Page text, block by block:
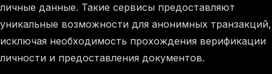
личные данные. Такие сервисы предоставляют
уникальные возможности для анонимных транзакций,
исключая необходимость прохождения верификации
личности и предоставления документов.